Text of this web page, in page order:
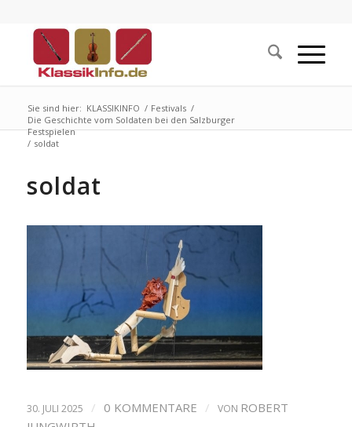
Sie sind hier: KLASSIKINFO / Festivals /
Die Geschichte vom Soldaten bei den Salzburger
Festspielen
/ soldat
soldat
30. JULI 2025 / 0 KOMMENTARE / VON ROBERT